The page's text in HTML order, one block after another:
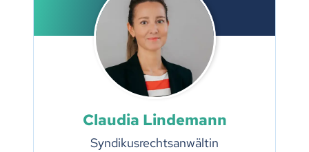
Claudia Lindemann
Syndikusrechtsanwältin